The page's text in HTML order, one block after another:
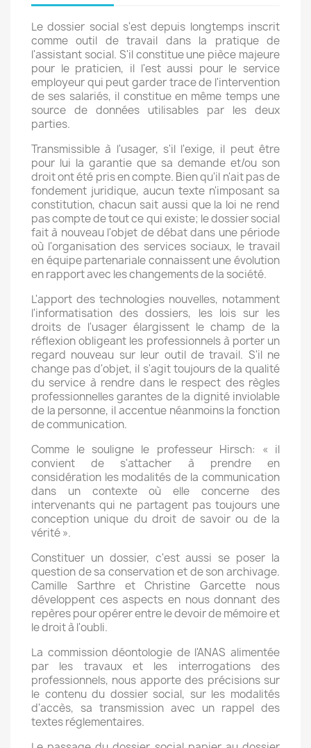
Le dossier social s'est depuis longtemps inscrit
comme outil de travail dans la pratique de
l'assistant social. S'il constitue une pièce majeure
pour le praticien, il l'est aussi pour le service
employeur qui peut garder trace de l'intervention
de ses salariés, il constitue en même temps une
source de données utilisables par les deux
parties.
Transmissible à l'usager, s'il l'exige, il peut être
pour lui la garantie que sa demande et/ou son
droit ont été pris en compte. Bien qu'il n'ait pas de
fondement juridique, aucun texte n'imposant sa
constitution, chacun sait aussi que la loi ne rend
pas compte de tout ce qui existe; le dossier social
fait à nouveau l'objet de débat dans une période
où l'organisation des services sociaux, le travail
en équipe partenariale connaissent une évolution
en rapport avec les changements de la société.
L'apport des technologies nouvelles, notamment
l'informatisation des dossiers, les lois sur les
droits de l'usager élargissent le champ de la
réflexion obligeant les professionnels à porter un
regard nouveau sur leur outil de travail. S'il ne
change pas d'objet, il s'agit toujours de la qualité
du service à rendre dans le respect des règles
professionnelles garantes de la dignité inviolable
de la personne, il accentue néanmoins la fonction
de communication.
Comme le souligne le professeur Hirsch: « il
convient de s'attacher à prendre en
considération les modalités de la communication
dans un contexte où elle concerne des
intervenants qui ne partagent pas toujours une
conception unique du droit de savoir ou de la
vérité ».
Constituer un dossier, c'est aussi se poser la
question de sa conservation et de son archivage.
Camille Sarthre et Christine Garcette nous
développent ces aspects en nous donnant des
repères pour opérer entre le devoir de mémoire et
le droit à l'oubli.
La commission déontologie de l'ANAS alimentée
par les travaux et les interrogations des
professionnels, nous apporte des précisions sur
le contenu du dossier social, sur les modalités
d'accès, sa transmission avec un rappel des
textes réglementaires.